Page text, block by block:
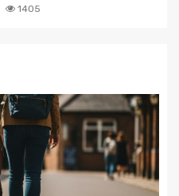
1405